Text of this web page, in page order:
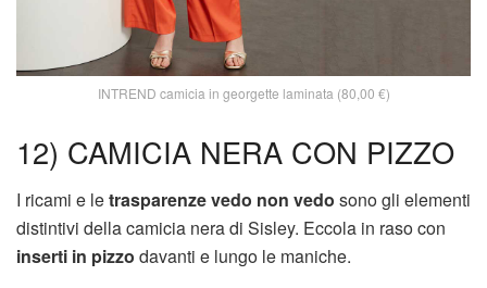
INTREND camicia in georgette laminata (80,00 €)
12) CAMICIA NERA CON PIZZO
I ricami e letrasparenze vedo non vedo sono gli elementi
distintivi della camicia nera di Sisley. Eccola in raso con
inserti in pizzo davanti e lungo le maniche.